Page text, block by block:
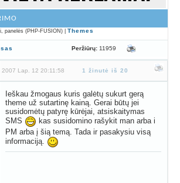
panelės (PHP-FUSION) | Themes
Peržiūrų: 11959
2007 Lap. 12 20:11:58 1 žinutė iš 20
Ieškau žmogaus kuris galėtų sukurt gerą
theme už sutartinę kainą. Gerai būtų jei
susidomėtų patyrę kūrėjai, atsiskaitymas
SMS
kas susidomino rašykit man arba i
PM arba į šią temą. Tada ir pasakysiu visą
informaciją.